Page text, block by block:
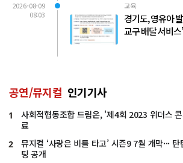
2026-08-09
08:03
교육
경기도, 영유아
교구 배달 서비스
공연/뮤지컬 인기기사
1
사회적협동조합 드림온, '제4회 2023 위더스
료
2
뮤지컬 ‘사랑은 비를 타고’ 시즌9 7월 개막···
팅 공개